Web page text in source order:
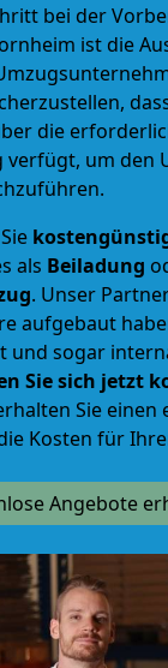
bei der
ist die
die
verfügt, um den
als Beiladung
. Unser
aufgebaut
und sogar
Sie sich jetzt
Sie einen
Kosten für
Angebote